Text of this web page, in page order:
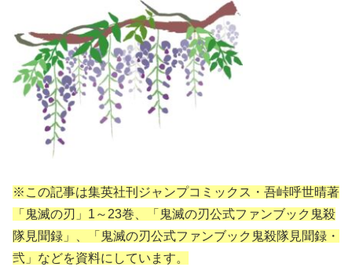
※この記事は集英社刊ジャンプコミックス・吾峠呼世晴著
「鬼滅の刃」1～23巻、「鬼滅の刃公式ファンブック鬼殺
隊見聞録」、「鬼滅の刃公式ファンブック鬼殺隊見聞録・
弐」などを資料にしています。